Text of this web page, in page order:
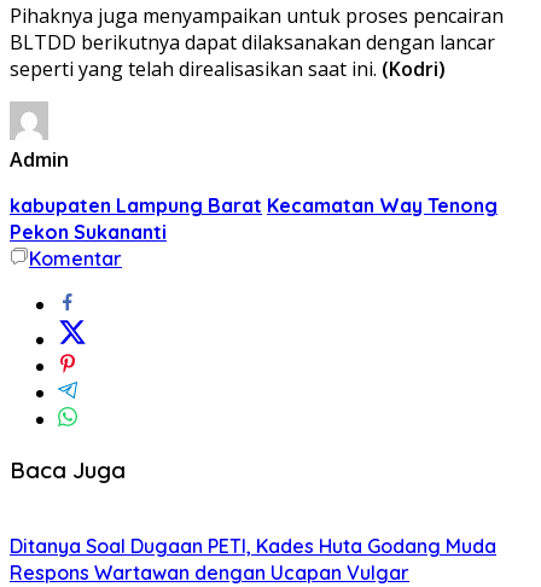
Pihaknya juga menyampaikan untuk proses pencairan
BLTDD berikutnya dapat dilaksanakan dengan lancar
seperti yang telah direalisasikan saat ini. (Kodri)
Admin
kabupaten Lampung Barat Kecamatan Way Tenong
Pekon Sukananti
Komentar
Baca Juga
Ditanya Soal Dugaan PETI, Kades Huta Godang Muda
Respons Wartawan dengan Ucapan Vulgar